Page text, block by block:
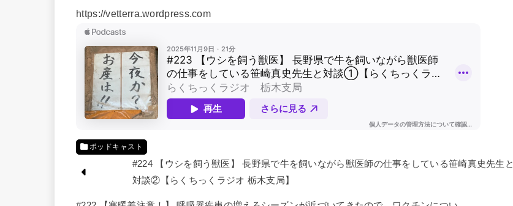
https://vetterra.wordpress.com
ポッドキャスト
#224 【ウシを飼う獣医】 長野県で牛を飼いながら獣医師の仕事をしている笹崎真史先生と
対談②【らくちっくラジオ 栃木支局】